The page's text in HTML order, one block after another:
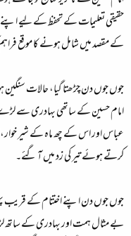
حقیقی تعلیمات کے تحفظ کے لیے
کے مقصد میں شامل ہونے کا موقع
جوں جوں دن چڑھتا گیا، حالات
امام حسین کے ساتھی بہادری سے
عباس اور اس کے چھ ماہ کے شیر خوار،
کرتے ہوئے تیر کی زد میں آ گئے۔
جوں جوں دن اپنے اختتام کے قریب
بے مثال ہمت اور بہادری کے ساتھ